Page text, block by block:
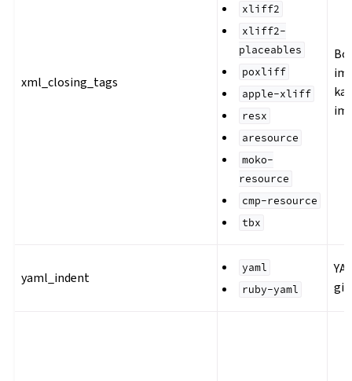
xml_closing_tags
xliff2
xliff2-
placeables
poxliff
apple-xliff
resx
aresource
moko-
resource
cmp-resource
tbx
yaml_indent
yaml
ruby-yaml